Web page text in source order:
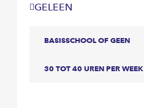
GELEEN
BASISSCHOOL OF GEEN
30 TOT 40 UREN PER WEEK